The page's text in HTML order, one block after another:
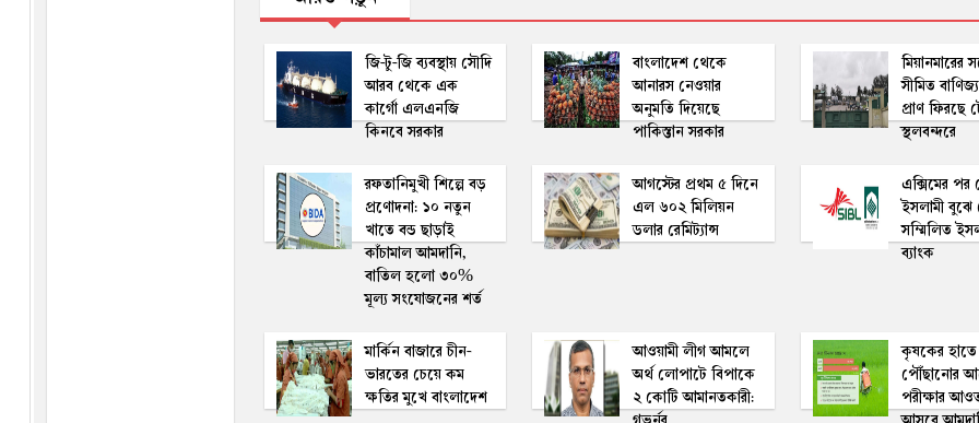
জি-টু-জি ব্যবস্থায় সৌদি
আরব থেকে এক
কার্গো এলএনজি
কিনবে সরকার
বাংলাদেশ থেকে
আনারস নেওয়ার
অনুমতি দিয়েছে
পাকিস্তান সরকার
মিয়ানমারের
সীমিত
প্রাণ ফিরছে
স্থলবন্দরে
রফতানিমুখী শিল্পে বড়
প্রণোদনা: ১০ নতুন
খাতে বন্ড ছাড়াই
কাঁচামাল আমদানি,
বাতিল হলো ৩০%
মূল্য সংযোজনের শর্ত
আগস্টের প্রথম ৫ দিনে
এল ৬০২ মিলিয়ন
ডলার রেমিট্যান্স
এক্সিমের পর
ইসলামী
সম্মিলিত
ব্যাংক
মার্কিন বাজারে চীন-
ভারতের চেয়ে কম
ক্ষতির মুখে বাংলাদেশ
আওয়ামী লীগ আমলে
অর্থ লোপাটে বিপাকে
২ কোটি আমানতকারী:
কৃষকের হাতে
পৌঁছানোর
পরীক্ষার